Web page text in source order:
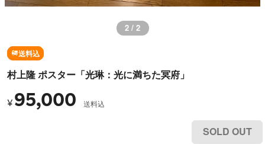
2 / 2
送料込
村上隆 ポスター「光琳：光に満ちた冥府」
¥ 95,000 送料込
SOLD OUT